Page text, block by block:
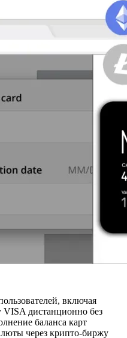
включая
дистанционно без
баланса карт
через крипто-биржу